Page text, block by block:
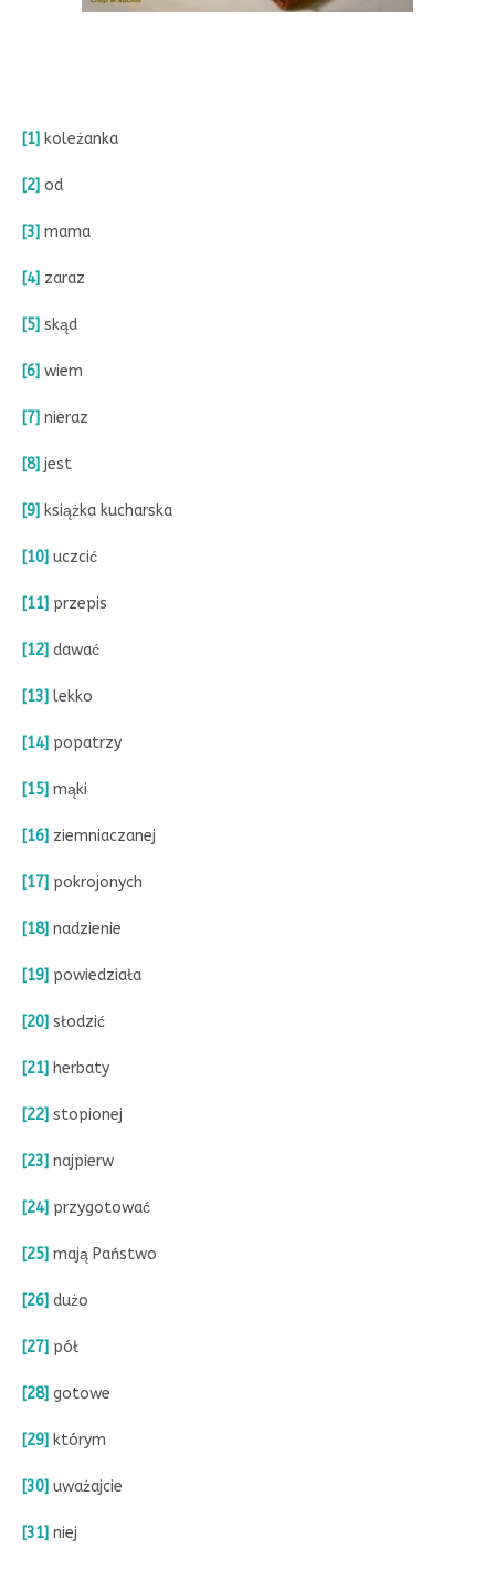
[1] koleżanka
[2] od
[3] mama
[4] zaraz
[5] skąd
[6] wiem
[7] nieraz
[8] jest
[9] książka kucharska
[10] uczcić
[11] przepis
[12] dawać
[13] lekko
[14] popatrzy
[15] mąki
[16] ziemniaczanej
[17] pokrojonych
[18] nadzienie
[19] powiedziała
[20] słodzić
[21] herbaty
[22] stopionej
[23] najpierw
[24] przygotować
[25] mają Państwo
[26] dużo
[27] pół
[28] gotowe
[29] którym
[30] uważajcie
[31] niej